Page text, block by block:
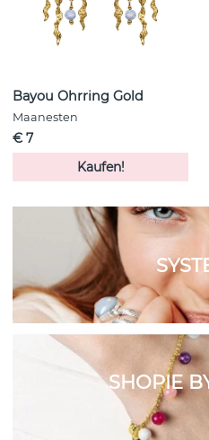
Bayou Ohrring Gold
Maanesten
€ 7
Kaufen!
SHOPIE